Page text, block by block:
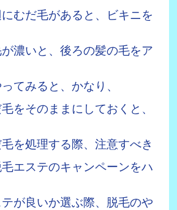
むだ毛があると、ビキニを
濃いと、後ろの髪の毛をア
てみると、かなり、
をそのままにしておくと、
を処理する際、注意すべき
エステのキャンペーンをハ
が良いか選ぶ際、脱毛のや